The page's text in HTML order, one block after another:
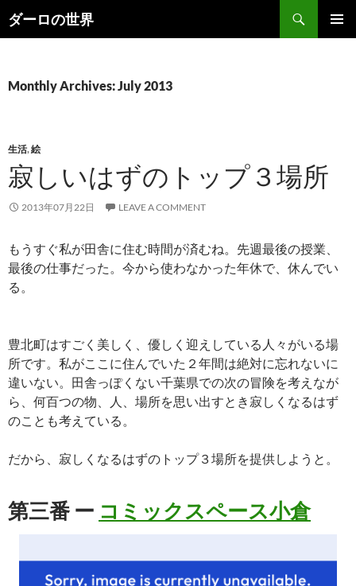
Skip
toダーロの世界
Search
Monthly Archives: July 2013
生活,絵
寂しいはずのトップ３場所
2013年07月22日 LEAVE A COMMENT
もうすぐ私が田舎に住む時間が済むね。先週最後の授業、
最後の仕事だった。今から使わなかった年休で、休んでい
る。
豊北町はすごく美しく、優しく迎えしている人々がいる場
所です。私がここに住んでいた２年間は絶対に忘れないに
違いない。田舎っぽくない千葉県での次の冒険を考えなが
ら、何百つの物、人、場所を思い出すとき寂しくなるはず
のことも考えている。
だから、寂しくなるはずのトップ３場所を提供しようと。
第三番 ー コミックスペース小倉